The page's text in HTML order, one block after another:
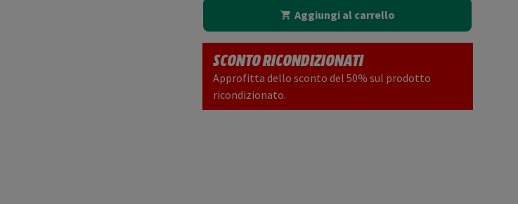
Aggiungi al carrello
SCONTO RICONDIZIONATI
Approfitta dello sconto del 50% sul prodotto
ricondizionato.